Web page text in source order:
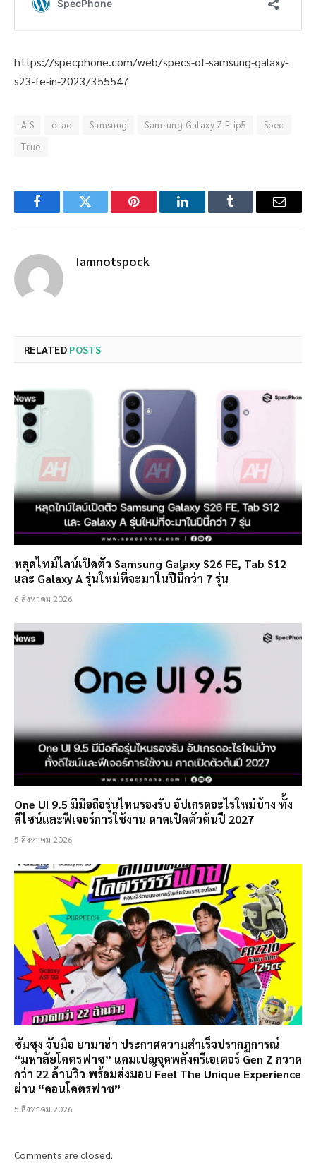
https://specphone.com/web/specs-of-samsung-galaxy-
s23-fe-in-2023/355547
AIS dtac Samsung Samsung Galaxy Z Flip5
Spec
True
FacebookTwitter Pinterest LinkedInTumblr Email
Iamnotspock
RELATED POSTS
หลุดไทม์ไลน์เปิดตัว Samsung Galaxy S26 FE, Tab S12
และ Galaxy A รุ่นใหม่ที่จะมาในปีนี้กว่า 7 รุ่น
6 สิงหาคม 2026
One UI 9.5 มีมือถือรุ่นไหนรองรับ อัปเกรดอะไรใหม่บ้าง ทั้ง
ดีไซน์และฟีเจอร์การใช้งาน คาดเปิดตัวต้นปี 2027
5 สิงหาคม 2026
ซัมซุง จับมือ ยามาฮ่า ประกาศความสำเร็จปรากฏการณ์
“มหาลัยโคตรฟาซ” แคมเปญจุดพลังครีเอเตอร์ Gen Z กวาด
กว่า 22 ล้านวิว พร้อมส่งมอบ Feel The Unique Experience
ผ่าน “คอนโคตรฟาซ”
5 สิงหาคม 2026
Comments are closed.